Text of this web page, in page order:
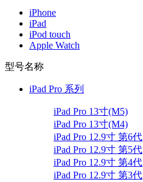
iPhone
iPad
iPod touch
Apple Watch
型号名称
iPad Pro 系列
iPad Pro 13寸(M5)
iPad Pro 13寸(M4)
iPad Pro 12.9寸 第6代
iPad Pro 12.9寸 第5代
iPad Pro 12.9寸 第4代
iPad Pro 12.9寸 第3代